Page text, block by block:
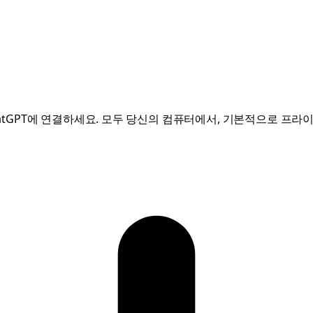
에 연결하세요. 모두 당신의 컴퓨터에서, 기본적으로 프라